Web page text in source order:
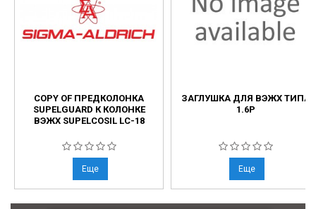
COPY OF ПРЕДКОЛОНКА
SUPELGUARD К КОЛОНКЕ
ВЭЖХ SUPELCOSIL LC-18
Еще
ЗАГЛУШКА ДЛЯ ВЭЖХ ТИПА
1.6P
Еще